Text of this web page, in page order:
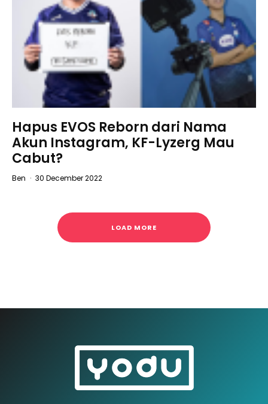
Hapus EVOS Reborn dari Nama
Akun Instagram, KF-Lyzerg Mau
Cabut?
Ben · 30 December 2022
LOAD MORE